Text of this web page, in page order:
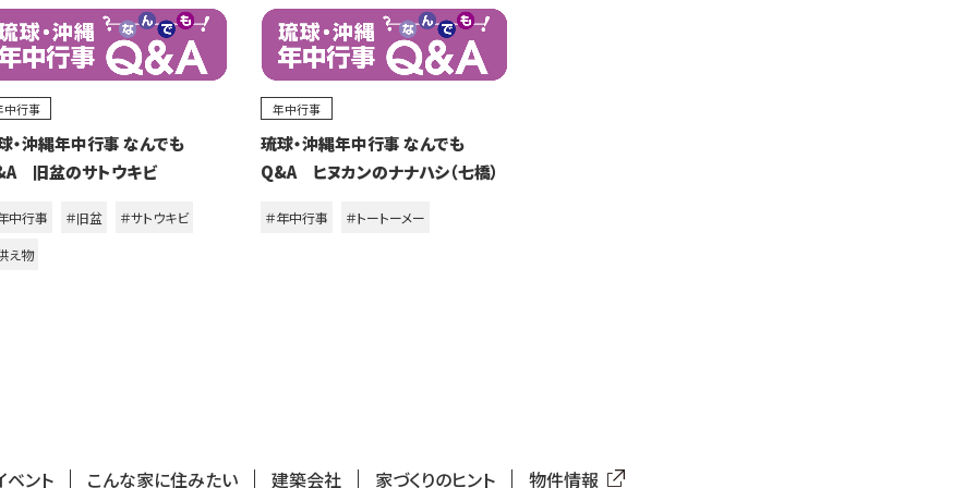
中行事
・沖縄年中行事 なんでも
旧盆のサトウキビ
中行事 ＃旧盆
＃サトウキビ
え物
年中行事
琉球・沖縄年中行事 なんでも
Q&A ヒヌカンのナナハシ（七橋）
＃年中行事 ＃トートーメー
ント こんな家に住みたい 建築会社 家づくりのヒント 物件情報